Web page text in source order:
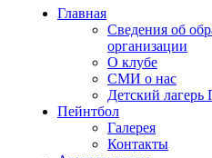
Главная
Сведения об
организации
О клубе
СМИ о нас
Детский
Пейнтбол
Галерея
Контакты